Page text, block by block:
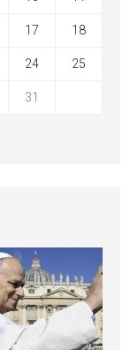
17 18
24 25
31